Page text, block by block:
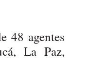
48 agentes
La Paz,